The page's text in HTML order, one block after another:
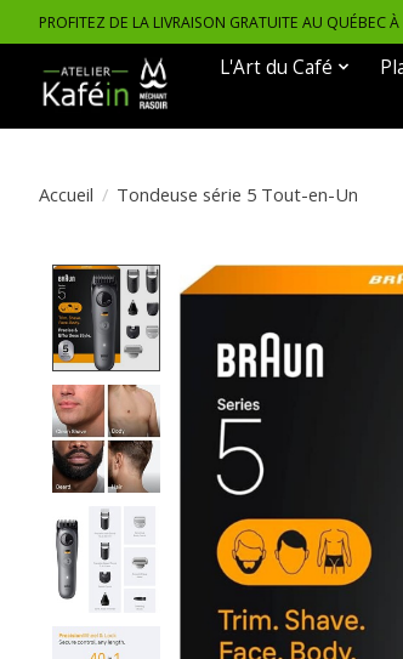
PROFITEZ DE LA LIVRAISON GRATUITE AU QUÉBEC
L'Art du Café
Accueil / Tondeuse série 5 Tout-en-Un
Product image